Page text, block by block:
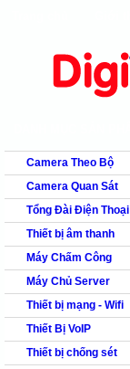
Camera Theo Bộ
Camera Quan Sát
Tổng Đài Điện Thoại
Thiết bị âm thanh
Máy Chấm Công
Máy Chủ Server
Thiết bị mạng - Wifi
Thiết Bị VoIP
Thiết bị chống sét